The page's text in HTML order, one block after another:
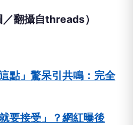
翻攝自threads）
點」驚呆引共鳴：完全
要接受」？網紅曝後